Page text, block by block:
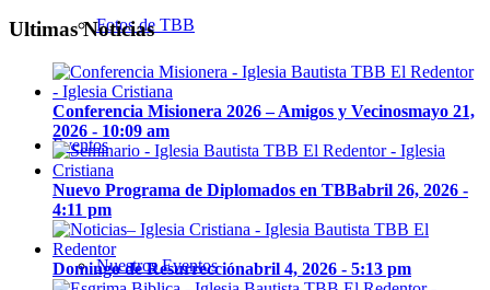
Fotos de TBB
Eventos
Nuestros Eventos
Ultimas Noticias
Conferencia Misionera 2026 – Amigos y Vecinosmayo 21,
2026 - 10:09 am
Nuevo Programa de Diplomados en TBBabril 26, 2026 -
4:11 pm
Domingo de Resurrecciónabril 4, 2026 - 5:13 pm